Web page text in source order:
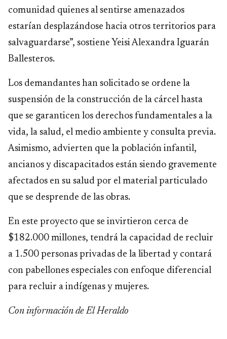
comunidad quienes al sentirse amenazados
estarían desplazándose hacia otros territorios para
salvaguardarse”, sostiene Yeisi Alexandra Iguarán
Ballesteros.
Los demandantes han solicitado se ordene la
suspensión de la construcción de la cárcel hasta
que se garanticen los derechos fundamentales a la
vida, la salud, el medio ambiente y consulta previa.
Asimismo, advierten que la población infantil,
ancianos y discapacitados están siendo gravemente
afectados en su salud por el material particulado
que se desprende de las obras.
En este proyecto que se invirtieron cerca de
$182.000 millones, tendrá la capacidad de recluir
a 1.500 personas privadas de la libertad y contará
con pabellones especiales con enfoque diferencial
para recluir a indígenas y mujeres.
Con información de El Heraldo